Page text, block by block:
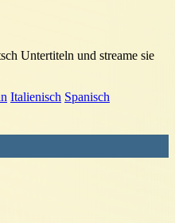
Untertiteln und streame sie
Italienisch Spanisch